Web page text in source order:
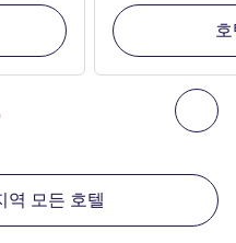
다
설 1 :, 주변에 있는 다른 시
역 모든 호텔